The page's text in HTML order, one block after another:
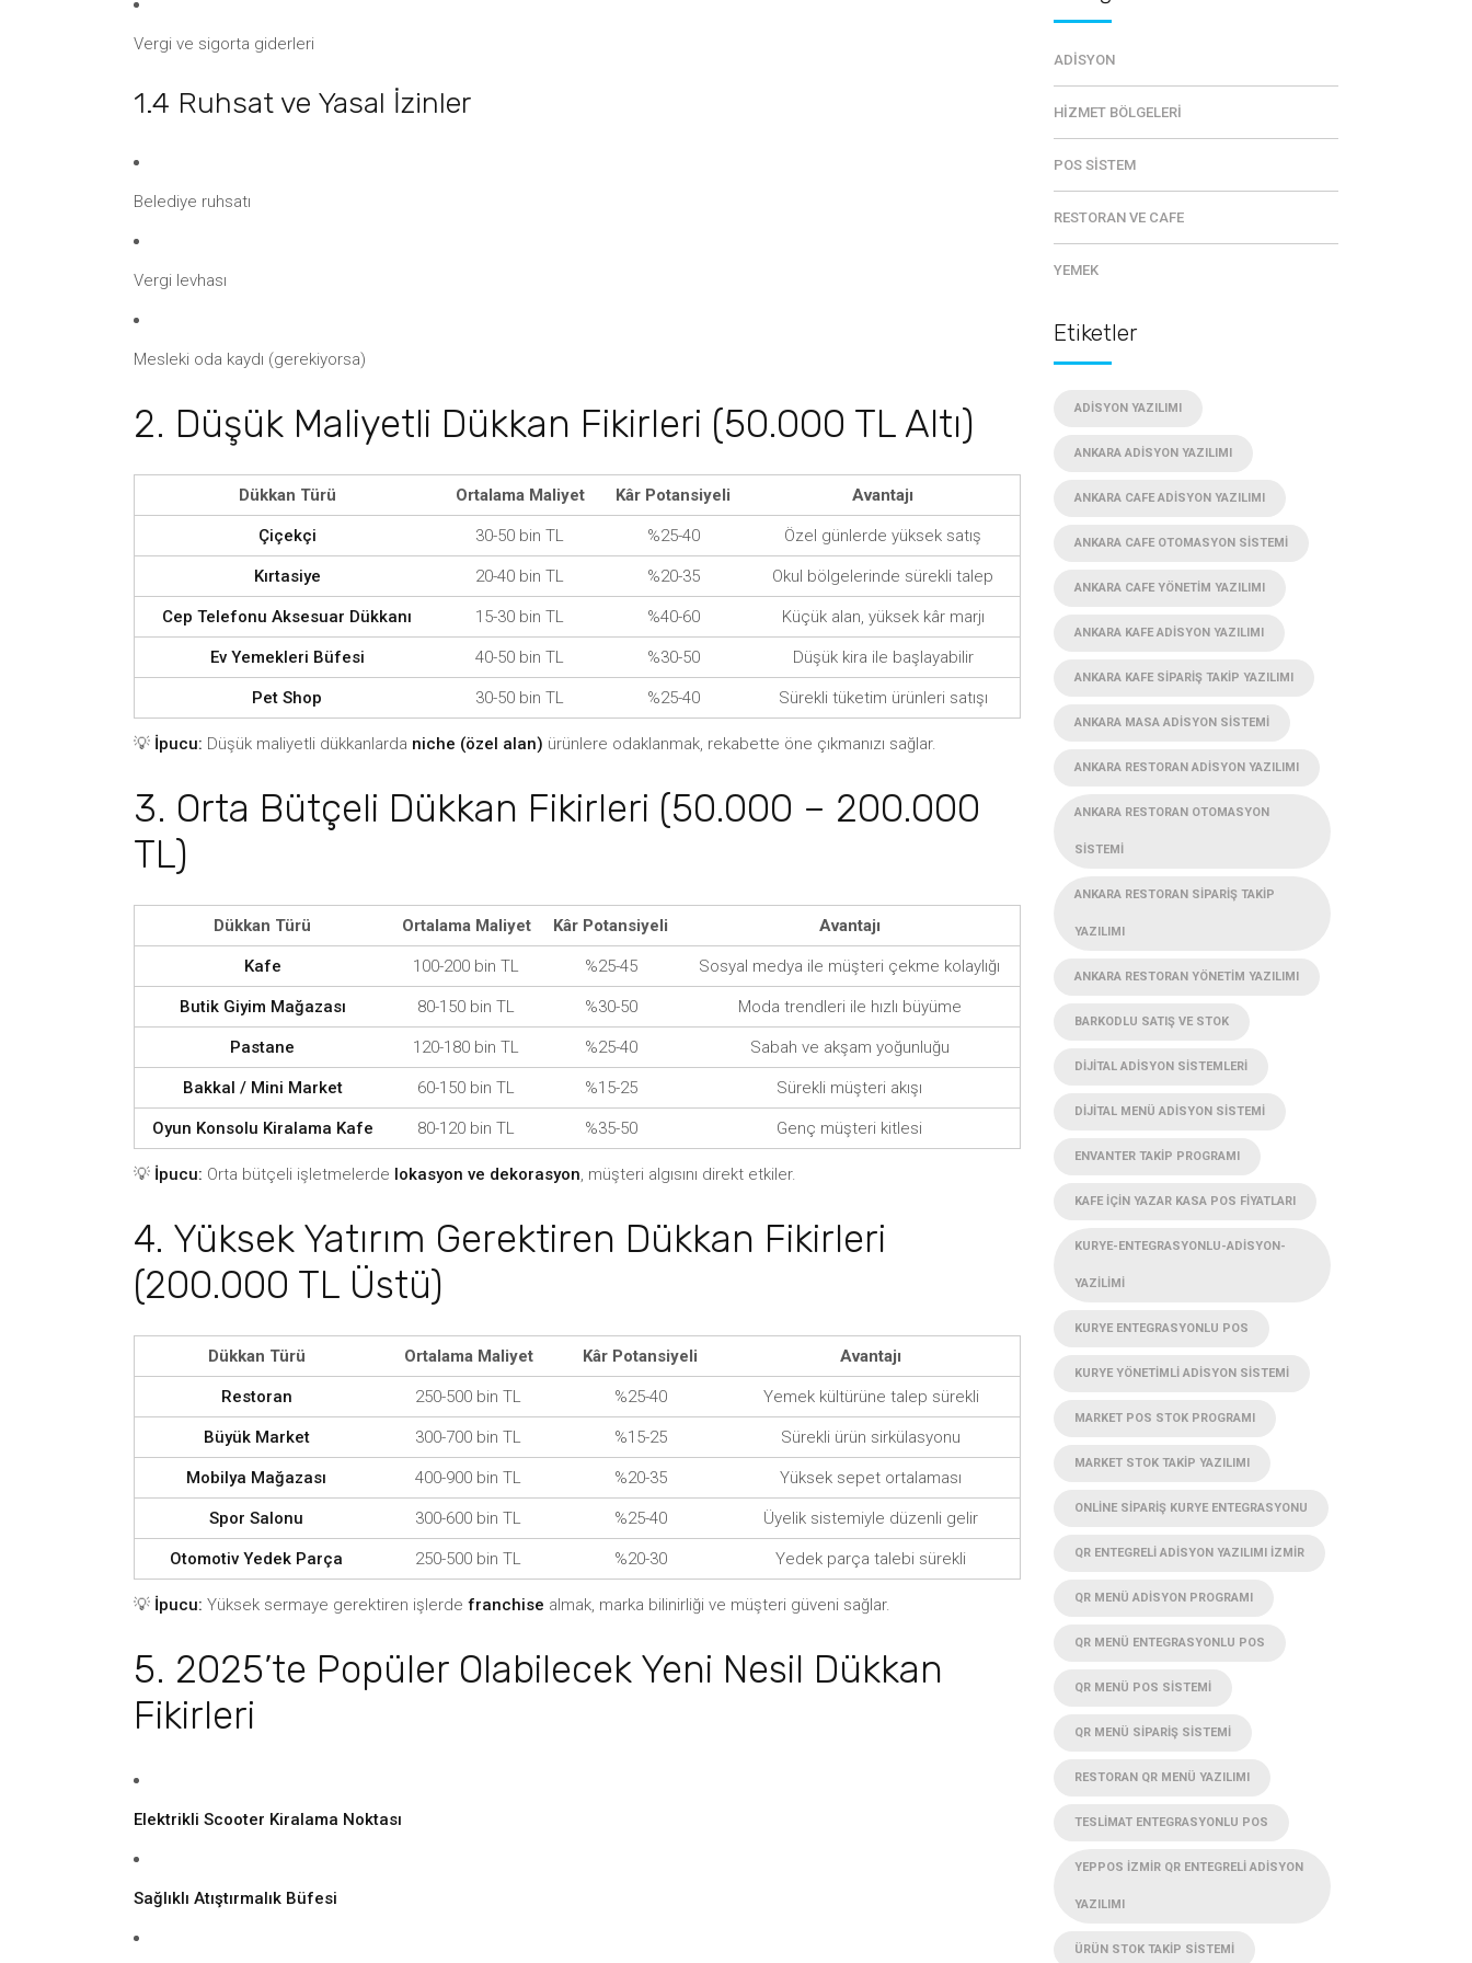
Vergi ve sigorta giderleri
1.4 Ruhsat ve Yasal İzinler
Belediye ruhsatı
Vergi levhası
Mesleki oda kaydı (gerekiyorsa)
2. Düşük Maliyetli Dükkan Fikirleri (50.000 TL Altı)
Dükkan Türü Ortalama Maliyet Kâr Potansiyeli Avantajı
Çiçekçi 30-50 bin TL %25-40 Özel günlerde yüksek satış
Kırtasiye 20-40 bin TL %20-35 Okul bölgelerinde sürekli talep
Cep Telefonu Aksesuar Dükkanı 15-30 bin TL %40-60 Küçük alan, yüksek kâr marjı
Ev Yemekleri Büfesi 40-50 bin TL %30-50 Düşük kira ile başlayabilir
Pet Shop 30-50 bin TL %25-40 Sürekli tüketim ürünleri satışı
💡 İpucu: Düşük maliyetli dükkanlarda niche (özel alan) ürünlere odaklanmak, rekabette öne çıkmanızı sağlar.
3. Orta Bütçeli Dükkan Fikirleri (50.000 – 200.000
TL)
Dükkan Türü Ortalama Maliyet Kâr Potansiyeli Avantajı
Kafe 100-200 bin TL %25-45 Sosyal medya ile müşteri çekme kolaylığı
Butik Giyim Mağazası 80-150 bin TL %30-50 Moda trendleri ile hızlı büyüme
Pastane 120-180 bin TL %25-40 Sabah ve akşam yoğunluğu
Bakkal / Mini Market 60-150 bin TL %15-25 Sürekli müşteri akışı
Oyun Konsolu Kiralama Kafe 80-120 bin TL %35-50 Genç müşteri kitlesi
💡 İpucu: Orta bütçeli işletmelerde lokasyon ve dekorasyon, müşteri algısını direkt etkiler.
4. Yüksek Yatırım Gerektiren Dükkan Fikirleri
(200.000 TL Üstü)
Dükkan Türü Ortalama Maliyet Kâr Potansiyeli Avantajı
Restoran 250-500 bin TL %25-40 Yemek kültürüne talep sürekli
Büyük Market 300-700 bin TL %15-25 Sürekli ürün sirkülasyonu
Mobilya Mağazası 400-900 bin TL %20-35 Yüksek sepet ortalaması
Spor Salonu 300-600 bin TL %25-40 Üyelik sistemiyle düzenli gelir
Otomotiv Yedek Parça 250-500 bin TL %20-30 Yedek parça talebi sürekli
💡 İpucu: Yüksek sermaye gerektiren işlerde franchise almak, marka bilinirliği ve müşteri güveni sağlar.
5. 2025’te Popüler Olabilecek Yeni Nesil Dükkan
Fikirleri
Elektrikli Scooter Kiralama Noktası
Sağlıklı Atıştırmalık Büfesi
ADISYON
HIZMET BÖLGELERI
POS SISTEM
RESTORAN VE CAFE
YEMEK
Etiketler
ADISYON YAZILIMI
ANKARA ADISYON YAZILIMI
ANKARA CAFE ADISYON YAZILIMI
ANKARA CAFE OTOMASYON SISTEMI
ANKARA CAFE YÖNETIM YAZILIMI
ANKARA KAFE ADISYON YAZILIMI
ANKARA KAFE SIPARIŞ TAKIP YAZILIMI
ANKARA MASA ADISYON SISTEMI
ANKARA RESTORAN ADISYON YAZILIMI
ANKARA RESTORAN OTOMASYON
SISTEMI
ANKARA RESTORAN SIPARIŞ TAKIP
YAZILIMI
ANKARA RESTORAN YÖNETIM YAZILIMI
BARKODLU SATIŞ VE STOK
DIJITAL ADISYON SISTEMLERI
DIJITAL MENÜ ADISYON SISTEMI
ENVANTER TAKIP PROGRAMI
KAFE IÇIN YAZAR KASA POS FIYATLARI
KURYE-ENTEGRASYONLU-ADISYON-
YAZILIMI
KURYE ENTEGRASYONLU POS
KURYE YÖNETIMLI ADISYON SISTEMI
MARKET POS STOK PROGRAMI
MARKET STOK TAKIP YAZILIMI
ONLINE SIPARIŞ KURYE ENTEGRASYONU
QR ENTEGRELI ADISYON YAZILIMI İZMIR
QR MENÜ ADISYON PROGRAMI
QR MENÜ ENTEGRASYONLU POS
QR MENÜ POS SISTEMI
QR MENÜ SIPARIŞ SISTEMI
RESTORAN QR MENÜ YAZILIMI
TESLIMAT ENTEGRASYONLU POS
YEPPOS İZMIR QR ENTEGRELI ADISYON
YAZILIMI
ÜRÜN STOK TAKIP SISTEMI